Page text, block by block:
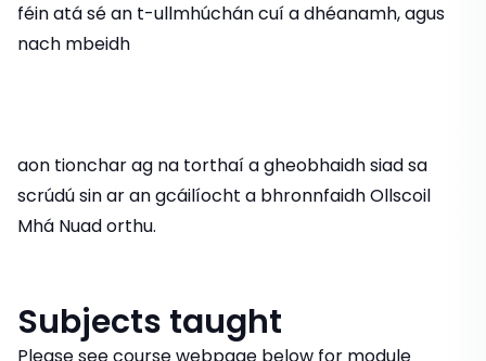
féin atá sé an t-ullmhúchán cuí a dhéanamh, agus
nach mbeidh
aon tionchar ag na torthaí a gheobhaidh siad sa
scrúdú sin ar an gcáilíocht a bhronnfaidh Ollscoil
Mhá Nuad orthu.
Subjects taught